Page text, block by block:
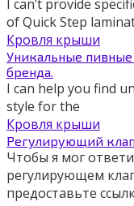
I can’t provide
of Quick Step
Кровля крыши
Уникальные
бренда.
I can help you find
style for the
Кровля крыши
Регулирующий
Чтобы я мог
регулирующем
предоставьте